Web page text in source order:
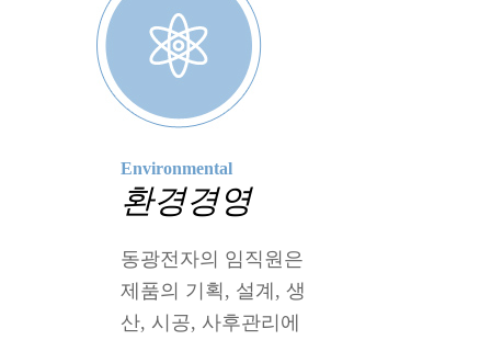
Environmental
환경경영
동광전자의 임직원은
제품의 기획, 설계, 생
산, 시공, 사후관리에